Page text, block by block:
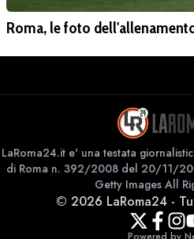
Roma, le foto
LaRoma24.it e' una testata
di Roma n. 392/2008 del 20/11/
Getty Images All
© 2026 LaRoma24-